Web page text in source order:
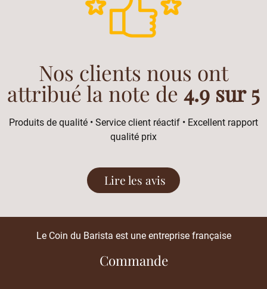
Nos clients nous ont
attribué la note de 4.9 sur 5
Produits de qualité • Service client réactif • Excellent rapport
qualité prix
Lire les avis
Le Coin du Barista est une entreprise française
Commande